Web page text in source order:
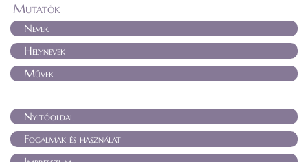
Mutatók
Nevek
Helynevek
Művek
Nyitóoldal
Fogalmak és használat